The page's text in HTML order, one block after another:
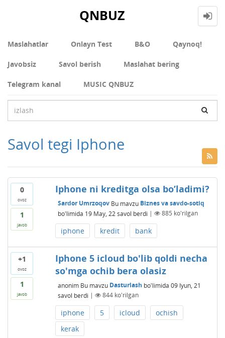
QNBUZ
Maslahatlar Onlayn Test В&О Qaynoq!
Javobsiz Savol berish Maslahat bering
Telegram kanal MUSIC QNBUZ
Savol tegi Iphone
0
ovoz
1
javob
Iphone ni kreditga olsa bo’ladimi?
Sardor Umrzoqov Bu mavzu Biznes va savdo-sotiq
bo'limida 19 May, 22 savol berdi | 885 ko'rilgan
iphone kredit bank
+1
ovoz
1
javob
Iphone 5 icloud bo'lib qoldi necha
so'mga ochib bera olasiz
anonim Bu mavzu Dasturlash bo'limida 09 Iyun, 21
savol berdi | 844ko'rilgan
iphone 5 icloud
ochish
kerak